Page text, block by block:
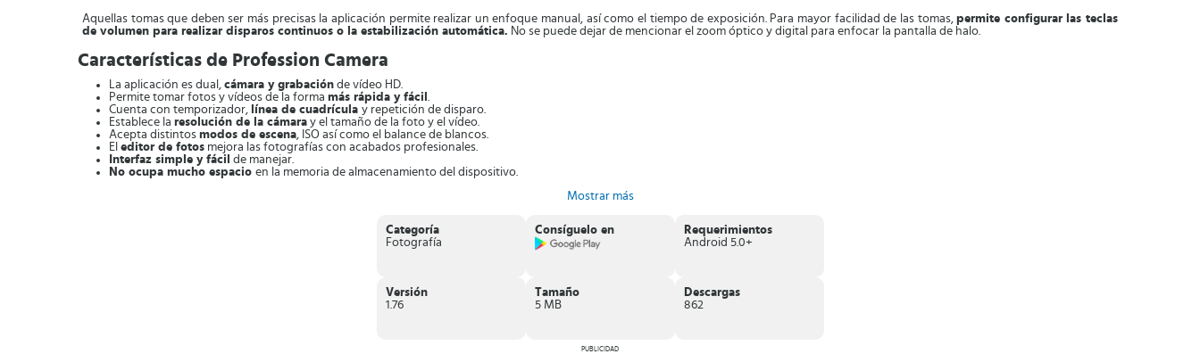
Aquellas tomas que deben ser más precisas la aplicación permite realizar un enfoque manual, así como el tiempo de exposición. Para mayor facilidad de las tomas,permite configurar las teclas
de volumen para realizar disparos continuos o la estabilización automática. No se puede dejar de mencionar el zoom óptico y digital para enfocar la pantalla de halo.
Características de Profession Camera
La aplicación es dual, cámara y grabación de vídeo HD.
Permite tomar fotos y vídeos de la forma más rápida y fácil .
Cuenta con temporizador, línea de cuadrícula y repetición de disparo.
Establece la resolución de la cámara y el tamaño de la foto y el vídeo.
Acepta distintos modos de escena, ISO así como el balance de blancos.
El editor de fotos mejora las fotografías con acabados profesionales.
Interfaz simple y fácil de manejar.
No ocupa mucho espacio en la memoria de almacenamiento del dispositivo.
Mostrar más
Categoría
Fotografía
Consíguelo en
Requerimientos
Android 5.0+
Versión
1.76
Tamaño
5 MB
Descargas
862
PUBLICIDAD